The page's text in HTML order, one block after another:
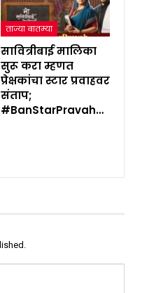
ताज्या बातम्या
सावित्रीबाई मालिका
सुरू करा म्हणत
प्रेक्षकांचा स्टार प्रवाहवर
संताप;
#BanStarPravah…